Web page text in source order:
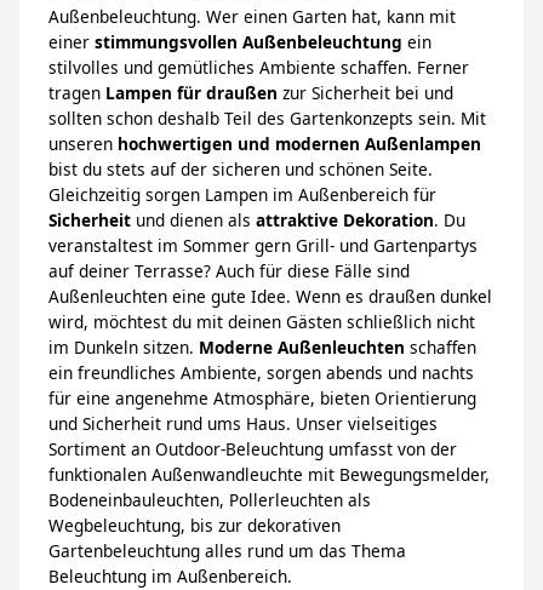
Außenbeleuchtung. Wer einen Garten hat, kann mit
einer stimmungsvollen Außenbeleuchtung ein
stilvolles und gemütliches Ambiente schaffen. Ferner
tragen Lampen für draußen zur Sicherheit bei und
sollten schon deshalb Teil des Gartenkonzepts sein. Mit
unseren hochwertigen und modernen Außenlampen
bist du stets auf der sicheren und schönen Seite.
Gleichzeitig sorgen Lampen im Außenbereich für
Sicherheit und dienen als attraktive Dekoration. Du
veranstaltest im Sommer gern Grill- und Gartenpartys
auf deiner Terrasse? Auch für diese Fälle sind
Außenleuchten eine gute Idee. Wenn es draußen dunkel
wird, möchtest du mit deinen Gästen schließlich nicht
im Dunkeln sitzen. Moderne Außenleuchten schaffen
ein freundliches Ambiente, sorgen abends und nachts
für eine angenehme Atmosphäre, bieten Orientierung
und Sicherheit rund ums Haus. Unser vielseitiges
Sortiment an Outdoor-Beleuchtung umfasst von der
funktionalen Außenwandleuchte mit Bewegungsmelder,
Bodeneinbauleuchten, Pollerleuchten als
Wegbeleuchtung, bis zur dekorativen
Gartenbeleuchtung alles rund um das Thema
Beleuchtung im Außenbereich.